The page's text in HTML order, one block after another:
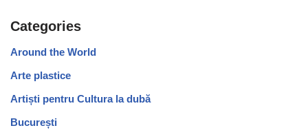
Categories
Around the World
Arte plastice
Artiști pentru Cultura la dubă
București